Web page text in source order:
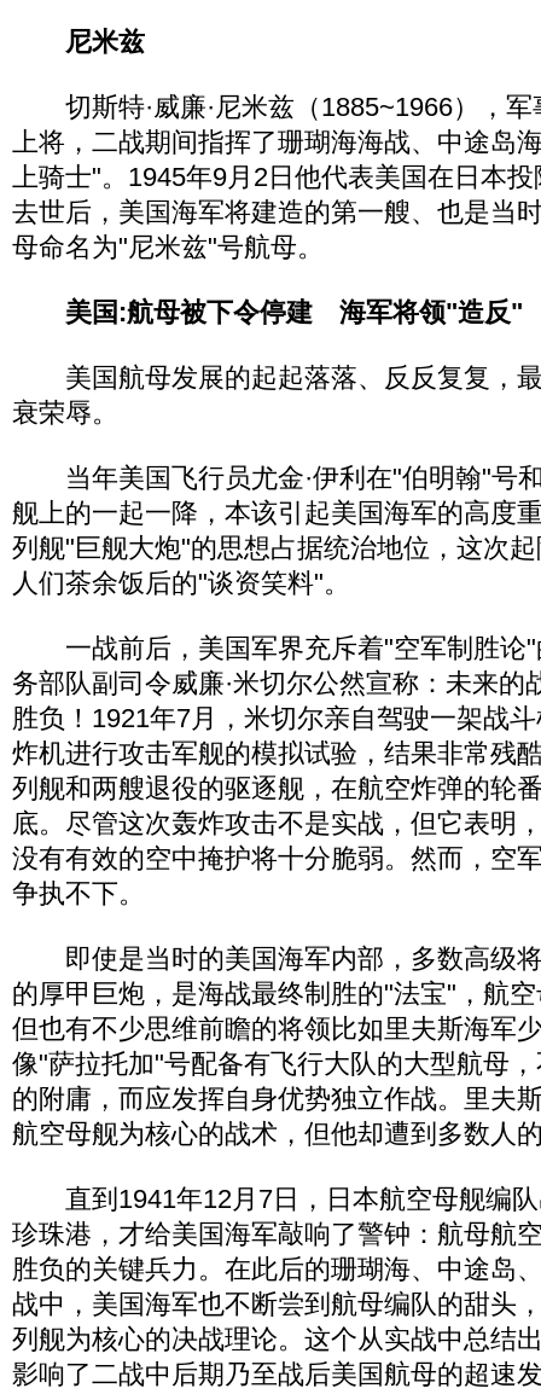
尼米兹
切斯特·威廉·尼米兹（1885~1966），军
上将，二战期间指挥了珊瑚海海战、中途岛
上骑士"。1945年9月2日他代表美国在日本
去世后，美国海军将建造的第一艘、也是当
母命名为"尼米兹"号航母。
美国:航母被下令停建 海军将领"造反"
美国航母发展的起起落落、反反复复，
衰荣辱。
当年美国飞行员尤金·伊利在"伯明翰"号
舰上的一起一降，本该引起美国海军的高度
列舰"巨舰大炮"的思想占据统治地位，这次
人们茶余饭后的"谈资笑料"。
一战前后，美国军界充斥着"空军制胜论"
务部队副司令威廉·米切尔公然宣称：未来的
胜负！1921年7月，米切尔亲自驾驶一架战
炸机进行攻击军舰的模拟试验，结果非常残
列舰和两艘退役的驱逐舰，在航空炸弹的轮
底。尽管这次轰炸攻击不是实战，但它表明
没有有效的空中掩护将十分脆弱。然而，空
争执不下。
即使是当时的美国海军内部，多数高级
的厚甲巨炮，是海战最终制胜的"法宝"，航
但也有不少思维前瞻的将领比如里夫斯海军
像"萨拉托加"号配备有飞行大队的大型航母
的附庸，而应发挥自身优势独立作战。里夫
航空母舰为核心的战术，但他却遭到多数人
直到1941年12月7日，日本航空母舰编队
珍珠港，才给美国海军敲响了警钟：航母航
胜负的关键兵力。在此后的珊瑚海、中途岛
战中，美国海军也不断尝到航母编队的甜头
列舰为核心的决战理论。这个从实战中总结
影响了二战中后期乃至战后美国航母的超速